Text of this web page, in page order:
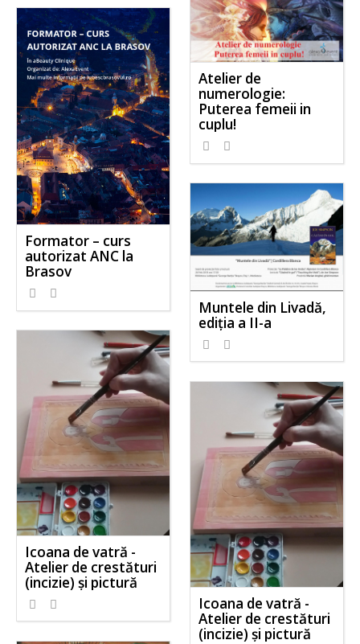
Atelier de
numerologie:
Puterea femeii in
cuplu!
Formator – curs
autorizat ANC la
Brasov
Muntele din Livadă,
ediţia a II-a
Icoana de vatră -
Atelier de crestături
(incizie) şi pictură
Icoana de vatră -
Atelier de crestături
(incizie) şi pictură